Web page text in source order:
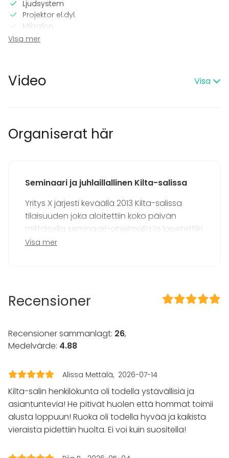
Ljudsystem
Projektor el.dyl.
Mikrofon
Wi-Fi
Professionellt ljudsystem
Högljudd musik OK
Ramavtal med Statens inköpscentral
Scen
Anteckningsmaterial
Whiteboard / Blädderblock
Servis
Evenemang
Möte
Föreställning / show
Rekreation
Upplevelse / aktivitet
Julbord / Julfest
Lokal
Bankettsal
Anpassningsbar lokal
Visa mer
Video Visa
Organiserat här
Seminaari ja juhlaillallinen Kilta-salissa
Yritys X järjesti keväällä 2013 Kilta-salissa
tilaisuuden joka aloitettiin koko päivän
mittaisella seminaari-ohjelmalla ja lopetettiin
tasokkaalle juhlaillalliselle. Tilaisuuden
Asiakkaan seminaaria varten Kilta-salin
salin takaosaan, lämpiöön sekä läheiseen
kabinettiin oli aseteltu pystypöytiä rentoa
Vieraiden saavuttua Kilta-saliin heidät
ohjattiin kätevästi naulakon kautta
yläkertaan, jossa tilaisuus aloitettiin tuoreella
kahvilla ja kevyellä aamiaisella.
Seminaarin ensimmäisen puoliskon jälkeen
Visa mer
Recensioner
Recensioner sammanlagt: 26,
Medelvärde: 4.88
Alissa Mettälä 2026-07-14
Kilta-salin henkilökunta oli todella ystävällisiä ja
asiantuntevia! He pitivät huolen että hommat toimii
alusta loppuun! Ruoka oli todella hyvää ja kaikista
vieraista pidettiin huolta. Ei voi kuin suositella!